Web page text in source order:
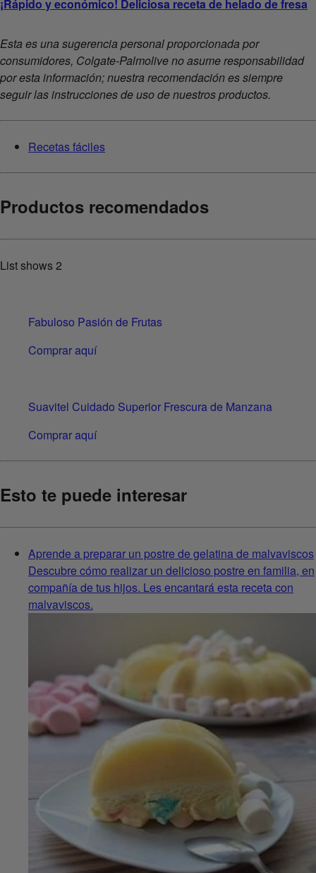
¡Rápido y económico! Deliciosa receta de helado de fresa
Esta es una sugerencia personal proporcionada por
consumidores, Colgate-Palmolive no asume responsabilidad
por esta información; nuestra recomendación es siempre
seguir las instrucciones de uso de nuestros productos.
Recetas fáciles
Productos recomendados
List shows2
Fabuloso Pasión de Frutas
Comprar aquí
Suavitel Cuidado Superior Frescura de Manzana
Comprar aquí
Esto te puede interesar
Aprende a preparar un postre de gelatina de malvaviscos
Descubre cómo realizar un delicioso postre en familia, en
compañía de tus hijos. Les encantará esta receta con
malvaviscos.